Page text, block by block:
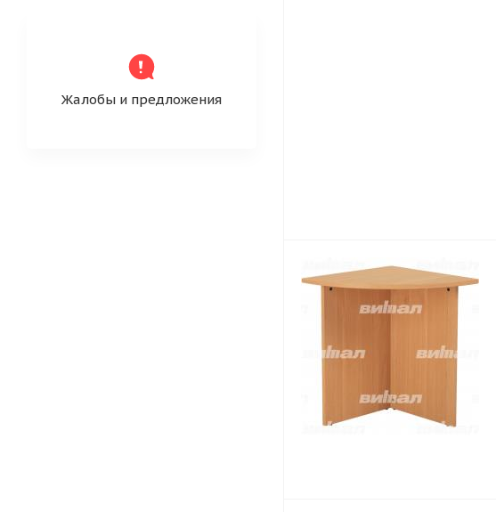
Жалобы и предложения